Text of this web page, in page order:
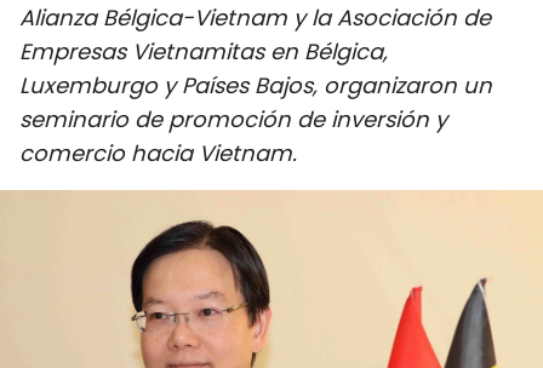
CULTURA - ENTRETENIMIENTO
INTERNACIONAL
DEPORTES
PUENTE DE AMISTAD
HISTORIAS MULTIMEDIA
Alianza Bélgica-Vietnam y la Asociación de
Empresas Vietnamitas en Bélgica,
Luxemburgo y Países Bajos, organizaron un
seminario de promoción de inversión y
comercio hacia Vietnam.